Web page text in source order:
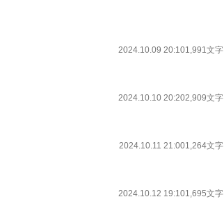
2024.10.09 20:101,991文字
2024.10.10 20:202,909文字
2024.10.11 21:001,264文字
2024.10.12 19:101,695文字